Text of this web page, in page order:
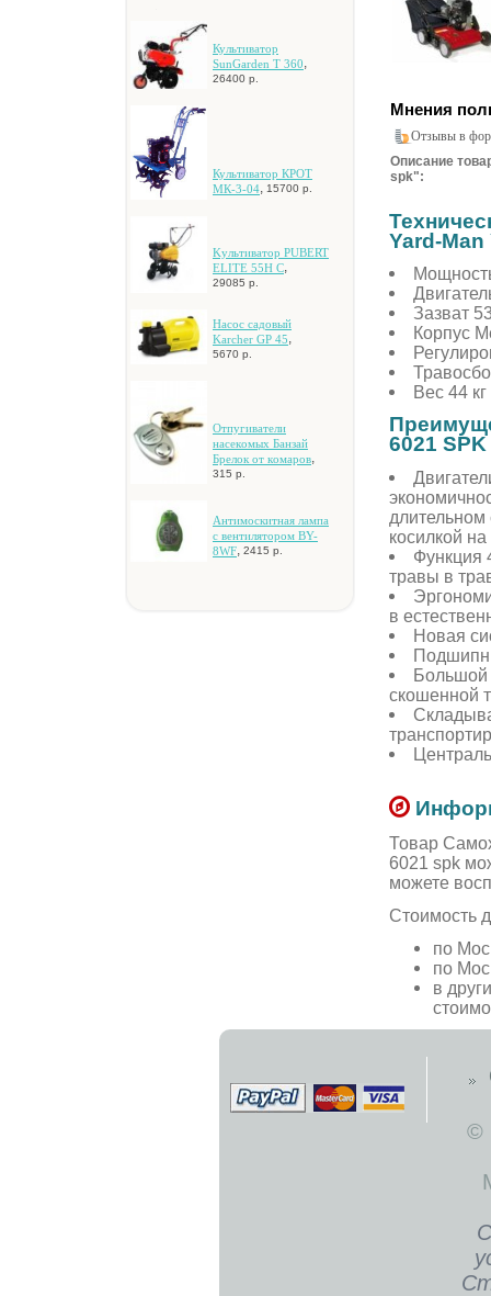
Культиватор
SunGarden T 360,
26400 р.
Культиватор КРОТ
МК-3-04, 15700 р.
Kультивaтop PUBERT
ELITE 55H C,
29085 р.
Hacoc caдoвый
Karcher GP 45,
5670 р.
Oтпугивaтeли
нaceкoмыx Бaнзaй
Бpeлoк oт кoмapoв
315 р.
Aнтимocкитнaя лaмпa
c вeнтилятopoм BY-
8WF 2415 р.
Мнения
Отзывы в
Описание
spk":
Yard-Man
Зазват
Корпус
Вес 44 кг
6021 SPK
косилкой
Функция
травы в
в
Новая
Большой
скошенной
Товар
6021 spk
можете
Стоимость
по
по
в
©